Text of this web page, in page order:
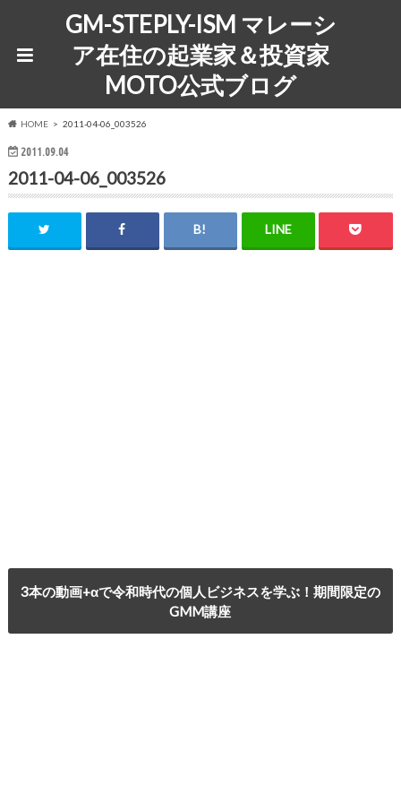
GM-STEPLY-ISM マレーシ
ア在住の起業家＆投資家
MOTO公式ブログ
HOME 2011-04-06_003526
2011.09.04
2011-04-06_003526
3本の動画+αで令和時代の個人ビジネスを学ぶ！期間限定の
GMM講座